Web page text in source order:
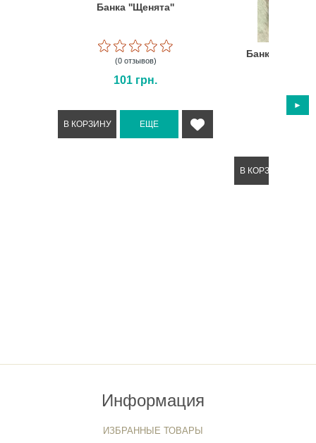
Банка ''Щенята''
(0 отзывов)
101 грн.
Банка
(0
Информация
ИЗБРАННЫЕ ТОВАРЫ